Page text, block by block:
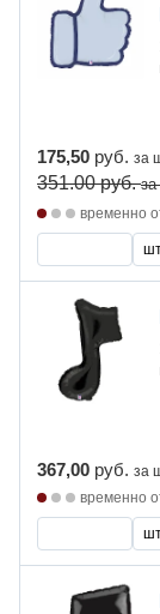
175,50 руб. за
351.00руб.
временно
367,00 руб. за
временно